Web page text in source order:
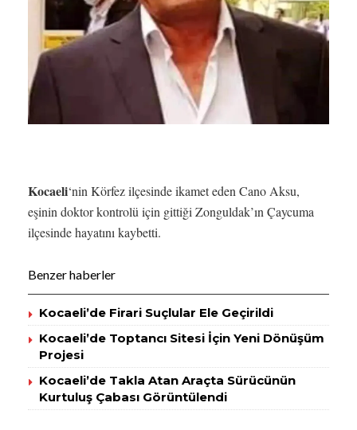
Kocaeli‘nin Körfez ilçesinde ikamet eden Cano Aksu,
eşinin doktor kontrolü için gittiği Zonguldak’ın Çaycuma
ilçesinde hayatını kaybetti.
Benzer haberler
Kocaeli’de Firari Suçlular Ele Geçirildi
Kocaeli’de Toptancı Sitesi İçin Yeni Dönüşüm
Projesi
Kocaeli’de Takla Atan Araçta Sürücünün
Kurtuluş Çabası Görüntülendi